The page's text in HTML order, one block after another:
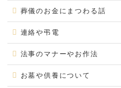
葬儀のお金にまつわる話
連絡や弔電
法事のマナーやお作法
お墓や供養について